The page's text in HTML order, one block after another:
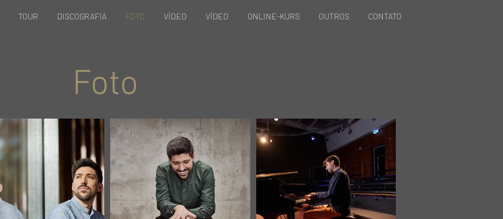
TOUR DISCOGRAFIA FOTO VÍDEO VÍDEO ONLINE-KURS OUTROS CONTATO
Foto